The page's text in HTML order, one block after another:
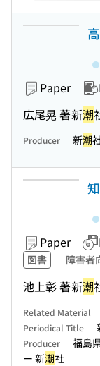
Paper
広尾晃 著新潮
Producer 新潮
Paper
図書 障害者
池上彰 著新潮
Related Material
Periodical Title
Producer
福島
ー 新潮社